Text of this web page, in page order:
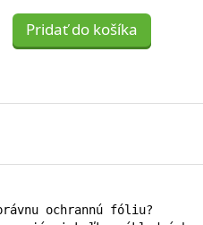
Pridať do košíka
ochrannú fóliu?